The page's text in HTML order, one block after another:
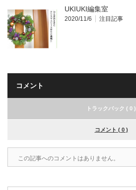
UKIUKI編集室
2020/11/6 注目記事
コメント
トラックバック ( 0 )
コメント ( 0 )
この記事へのコメントはありません。